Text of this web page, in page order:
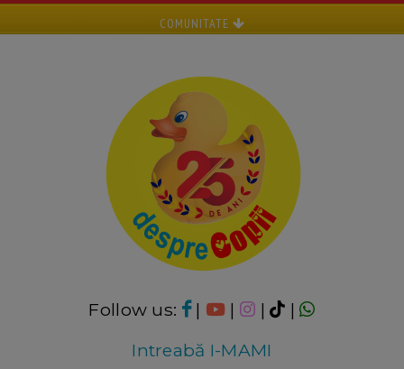
COMUNITATE
Follow us: | | |
|
Intreabă I-MAMI